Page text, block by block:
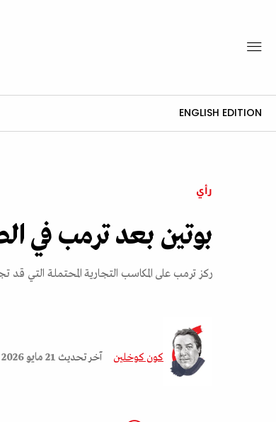
ENGLISH EDITION
رأي
بوتين بعد ترمب في
ركز ترمب على المكاسب التجارية المحتملة التي قد
كون كوخلين آخر تحديث 21 مايو 2026